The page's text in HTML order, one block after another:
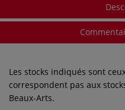
Les stocks indiqués sont
correspondent pas aux
Beaux-Arts.